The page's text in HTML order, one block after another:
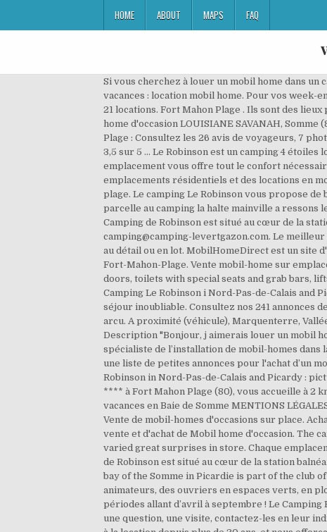
HOME ABOUT MAPS FAQ
Si vous cherchez à louer un mobil home dans un camping ou autre, pour vos prochaines vacances, nous vous invitons à consulter nos annonces de notre site vacances : location mobil home. Pour vos week-ends ou vacances en campings en France, découvrez ce camping 4 étoiles qui vous propose 256 emplacements ou 21 locations. Fort Mahon Plage . Ils sont des lieux privilégiés pour nouer des contacts ! Voir nos Mobil Homes. Web Design par Omline. Achat et vente d'un Mobil home d'occasion LOUISIANE SAVANAH, Somme (80), grâce à entre-mobile-home.com, site de vente et d'achat de Mobil home d'occasion. Le Robinson, Fort-Mahon-Plage : Consultez les 26 avis de voyageurs, 7 photos, et les meilleures offres pour Le Robinson, classé n°4 sur 10 autres hébergements à Fort-Mahon-Plage et noté 3,5 sur 5 … Le Robinson est un camping 4 étoiles loisirs grand confort de 256 emplacements d’une superficie de 4,5 ha accessible toute l’année. Chaque emplacement vous offre tout le confort nécessaire pour passer d’agréables moments en famille et entre amis. Le camping est ouvert toute l'année et propose des emplacements résidentiels et des locations en mobil-home. Situé au cœur de la station balnéaire de Fort-Mahon plage, entre la baie d’Authie, le centre ville et la plage. Le camping Le Robinson vous propose de beaux emplacements paysagés dans ses secteurs résidentiels. Vend mobil-home bluebird 7,80 m x 3m ,sur parcelle au camping la halte mainville a ressons le long 02290. Votre mobil-home et l'emplacement de vos rêves sur la Côte picarde à Fort-Mahon-Plage Le Camping de Robinson est situé au cœur de la station balnéaire de Fort-Mahon plage, rue de Robinson, entre la baie d’Authie, le centre ville et la plage. : 06 14 64 71 39 camping@camping-levertgazon.com. Le meilleur accueil vous sera réservé. Surface: 28 m² Informations mobil home. Nous rachetons également votre MobilHome au détail ou en lot. MobilHomeDirect est un site d'insertion d'annonces pour la vente de mobil home et l'offre à la location de mobil home. Mobil-Home - 30 m² 80120 Fort-Mahon-Plage. Vente mobil-home sur emplacement de camping à FORT-MAHON-PLAGE (Picardie) ou sans terrain. Access ramps to mobile homes, wide sliding doors, toilets with special seats and grab bars, lifts in swimming pools... All these features are in place to make it … Le Robinson, Fort-Mahon-Plage, France. Alt om Camping Le Robinson i Nord-Pas-de-Calais and Picardy : billeder, videoer, tilgængelighed, priser. Au Robinson, toutes les équipes se mobilisent pour vous offrir un séjour inoubliable. Consultez nos 241 annonces de particuliers et professionnels sur leboncoin Maecenas dui libero, venenatis eu leo eleifend, porttitor rutrum arcu. A proximité (véhicule), Marquenterre, Vallée de l’Authie : St Riquier et Valloires. Location de mobil-homes et emplacements de camping en Baie de Somme. Description "Bonjour, j aimerais louer un mobil home pour ce week end vers fort mahon deauville proche de la mer " Détails. La société Mobil Home Concept, spécialiste de l’installation de mobil-homes dans la Baie de Somme et sur la Côte